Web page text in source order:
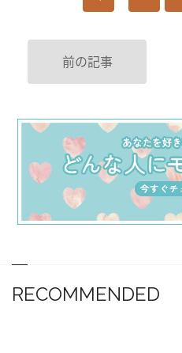
前の記事
RECOMMENDED